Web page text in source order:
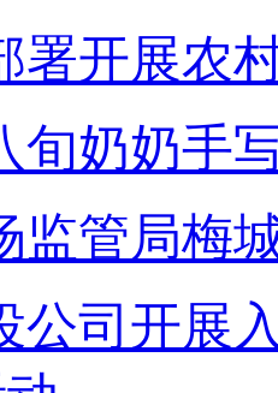
署开展农
旬奶奶手
监管局梅
公司开展